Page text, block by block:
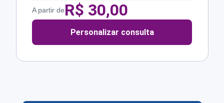
A partir deR$ 30,00
Personalizar consulta